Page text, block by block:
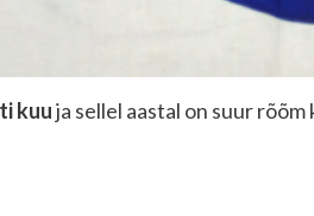
kuuja sellel aastal on suur